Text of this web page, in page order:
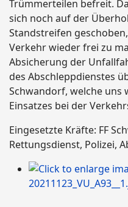
Trümmerteilen befreit.
sich noch auf der
Standstreifen
Verkehr wieder frei zu
Absicherung der
des Abschleppdienstes
Schwandorf, welche uns
Einsatzes bei der
Eingesetzte Kräfte: FF
Rettungsdienst, Polizei,